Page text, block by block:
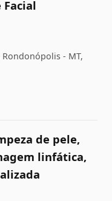
Facial
- MT,
de pele,
linfática,